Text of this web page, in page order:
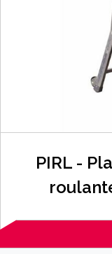
PIRL -